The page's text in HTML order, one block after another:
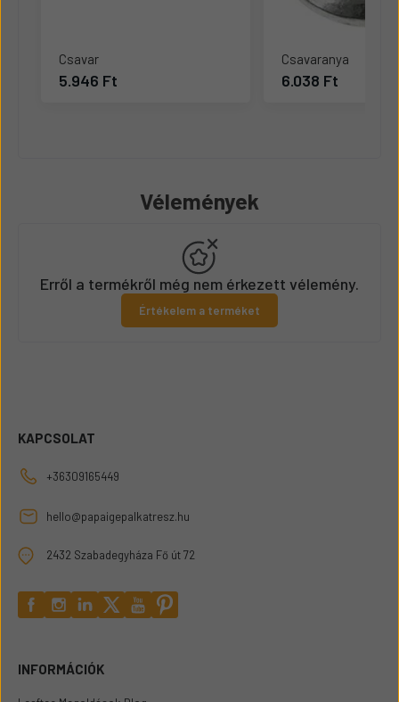
Csavar
5.946 Ft
Csavaranya
6.038 Ft
Vélemények
Erről a termékről még nem érkezett vélemény.
Értékelem a terméket
KAPCSOLAT
+36309165449
hello@papaigepalkatresz.hu
2432 Szabadegyháza Fő út 72
INFORMÁCIÓK